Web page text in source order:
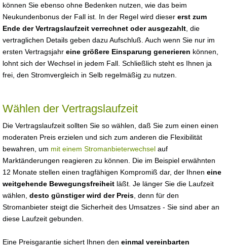
können Sie ebenso ohne Bedenken nutzen, wie das beim
Neukundenbonus der Fall ist. In der Regel wird dieser erst zum
Ende der Vertragslaufzeit verrechnet oder ausgezahlt , die
vertraglichen Details geben dazu Aufschluß. Auch wenn Sie nur im
ersten Vertragsjahr eine größere Einsparung generieren können,
lohnt sich der Wechsel in jedem Fall. Schließlich steht es Ihnen ja
frei, den Stromvergleich in Selb regelmäßig zu nutzen.
Wählen der Vertragslaufzeit
Die Vertragslaufzeit sollten Sie so wählen, daß Sie zum einen einen
moderaten Preis erzielen und sich zum anderen die Flexibilität
bewahren, um mit einem Stromanbieterwechsel auf
Marktänderungen reagieren zu können. Die im Beispiel erwähnten
12 Monate stellen einen tragfähigen Kompromiß dar, der Ihnen eine
weitgehende Bewegungsfreiheit läßt. Je länger Sie die Laufzeit
wählen, desto günstiger wird der Preis , denn für den
Stromanbieter steigt die Sicherheit des Umsatzes - Sie sind aber an
diese Laufzeit gebunden.
Eine Preisgarantie sichert Ihnen den einmal vereinbarten